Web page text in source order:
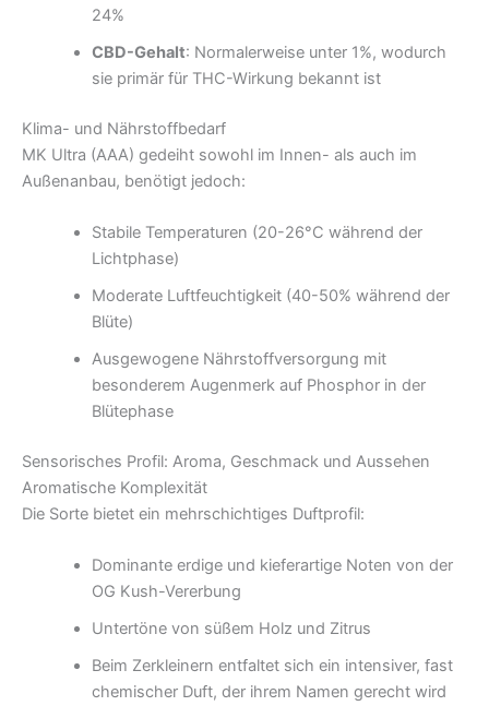
24%
CBD-Gehalt: Normalerweise unter 1%, wodurch
sie primär für THC-Wirkung bekannt ist
Klima- und Nährstoffbedarf
MK Ultra (AAA) gedeiht sowohl im Innen- als auch im
Außenanbau, benötigt jedoch:
Stabile Temperaturen (20-26°C während der
Lichtphase)
Moderate Luftfeuchtigkeit (40-50% während der
Blüte)
Ausgewogene Nährstoffversorgung mit
besonderem Augenmerk auf Phosphor in der
Blütephase
Sensorisches Profil: Aroma, Geschmack und Aussehen
Aromatische Komplexität
Die Sorte bietet ein mehrschichtiges Duftprofil:
Dominante erdige und kieferartige Noten von der
OG Kush-Vererbung
Untertöne von süßem Holz und Zitrus
Beim Zerkleinern entfaltet sich ein intensiver, fast
chemischer Duft, der ihrem Namen gerecht wird